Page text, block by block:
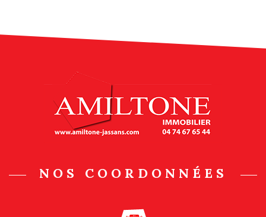
NOS COORDONNÉES